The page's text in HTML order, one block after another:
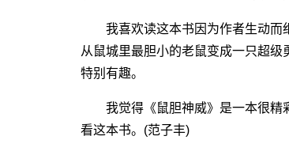
我喜欢读这本书因为作者生动而
从鼠城里最胆小的老鼠变成一只超
特别有趣。
我觉得《鼠胆神威》是一本很精
看这本书。(范子丰)